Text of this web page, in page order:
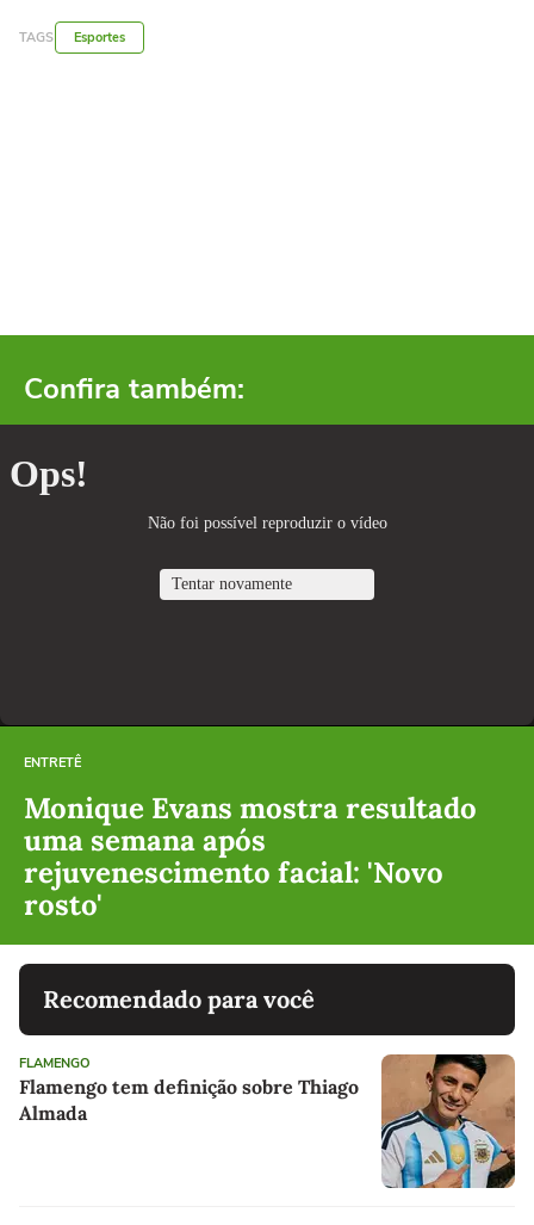
TAGS Esportes
Confira também:
ENTRETÊ
Monique Evans mostra resultado
uma semana após
rejuvenescimento facial: 'Novo
rosto'
Recomendado para você
FLAMENGO
Flamengo tem definição sobre Thiago
Almada